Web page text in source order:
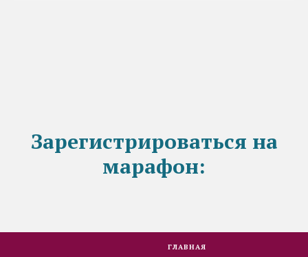
Зарегистрироваться на
марафон:
ГЛАВНАЯ